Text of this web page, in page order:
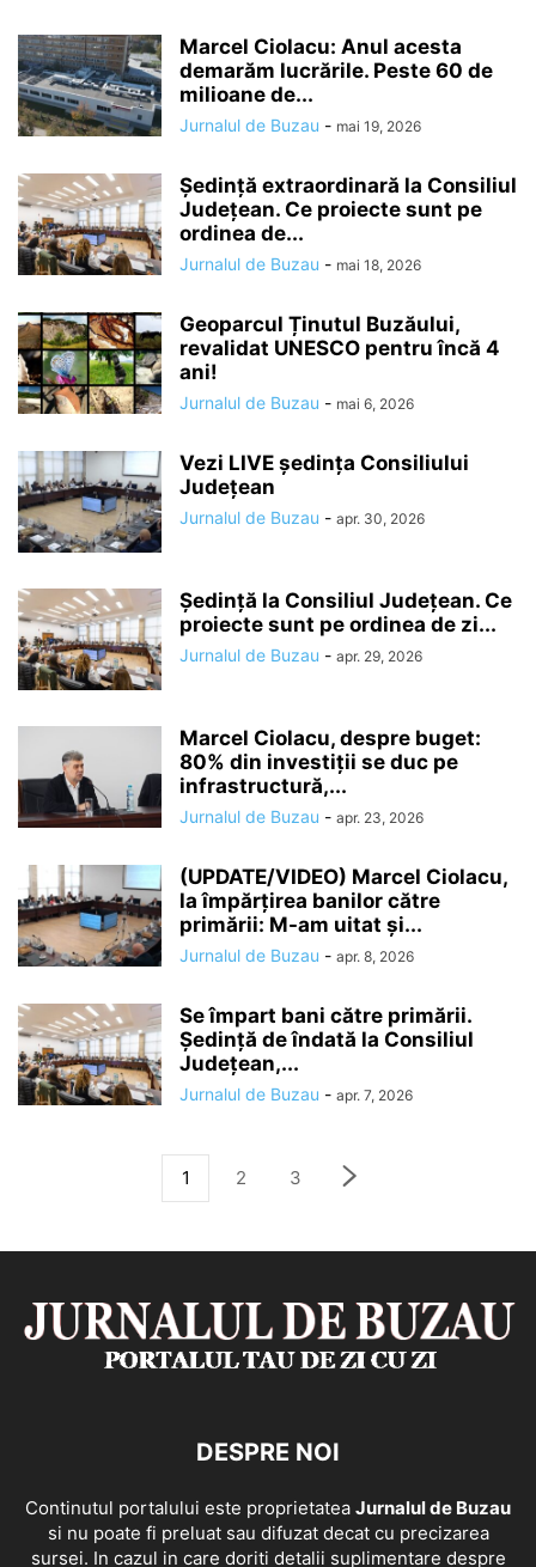
Marcel Ciolacu: Anul acesta
demarăm lucrările. Peste 60 de
milioane de...
Jurnalul de Buzau - mai 19, 2026
Ședință extraordinară la Consiliul
Județean. Ce proiecte sunt pe
ordinea de...
Jurnalul de Buzau - mai 18, 2026
Geoparcul Ținutul Buzăului,
revalidat UNESCO pentru încă 4
ani!
Jurnalul de Buzau - mai 6, 2026
Vezi LIVE ședința Consiliului
Județean
Jurnalul de Buzau - apr. 30, 2026
Ședință la Consiliul Județean. Ce
proiecte sunt pe ordinea de zi...
Jurnalul de Buzau - apr. 29, 2026
Marcel Ciolacu, despre buget:
80% din investiții se duc pe
infrastructură,...
Jurnalul de Buzau - apr. 23, 2026
(UPDATE/VIDEO) Marcel Ciolacu,
la împărțirea banilor către
primării: M-am uitat și...
Jurnalul de Buzau - apr. 8, 2026
Se împart bani către primării.
Ședință de îndată la Consiliul
Județean,...
Jurnalul de Buzau - apr. 7, 2026
1 2 3
DESPRE NOI
Continutul portalului este proprietatea Jurnalul de Buzau
si nu poate fi preluat sau difuzat decat cu precizarea
sursei. In cazul in care doriti detalii suplimentare despre